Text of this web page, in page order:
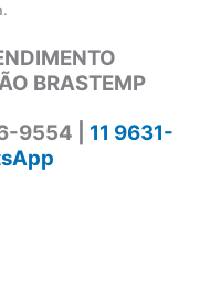
BRASTEMP
9554 | 11 9631-